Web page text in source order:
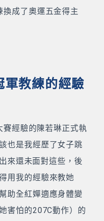
成了奧運五金得主
軍教練的經驗
經驗的陳若琳正式執
也是我經歷了女子跳
來還未面對這些，後
用我的經驗來教她
助全紅嬋適應身體變
害怕的207C動作）的